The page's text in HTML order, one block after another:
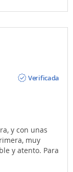
Verificada
y con unas
muy
y atento. Para